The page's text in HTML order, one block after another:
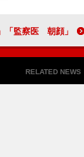
「監察医 朝顔」「上野樹里の演技に引き込まれる」 “父”時任三郎の行動には不安の声も
RELATED NEWS